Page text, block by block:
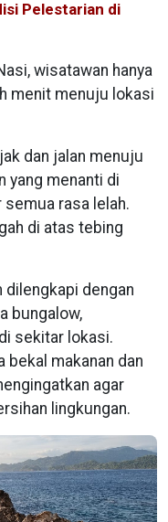
Pelestarian di
wisatawan hanya
menit menuju lokasi
dan jalan menuju
yang menanti di
semua rasa lelah.
di atas tebing
dilengkapi dengan
bungalow,
sekitar lokasi.
bekal makanan dan
agar
lingkungan.